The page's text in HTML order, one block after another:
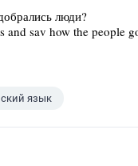
люди?
and sav how the people
язык